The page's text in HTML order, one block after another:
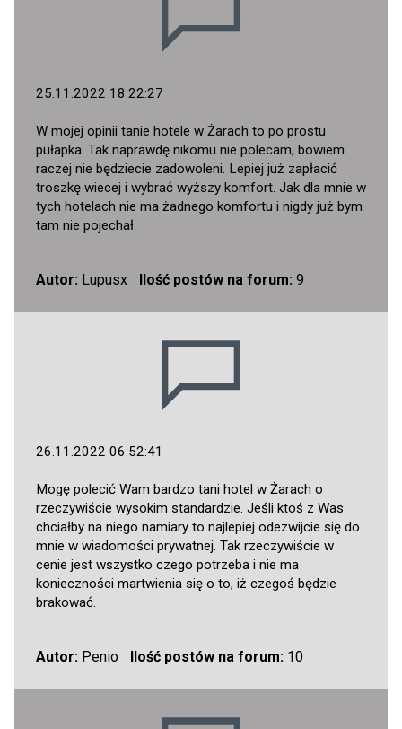
25.11.2022 18:22:27
W mojej opinii tanie hotele w Żarach to po prostu
pułapka. Tak naprawdę nikomu nie polecam, bowiem
raczej nie będziecie zadowoleni. Lepiej już zapłacić
troszkę wiecej i wybrać wyższy komfort. Jak dla mnie w
tych hotelach nie ma żadnego komfortu i nigdy już bym
tam nie pojechał.
Autor: Lupusx Ilość postów na forum: 9
26.11.2022 06:52:41
Mogę polecić Wam bardzo tani hotel w Żarach o
rzeczywiście wysokim standardzie. Jeśli ktoś z Was
chciałby na niego namiary to najlepiej odezwijcie się do
mnie w wiadomości prywatnej. Tak rzeczywiście w
cenie jest wszystko czego potrzeba i nie ma
konieczności martwienia się o to, iż czegoś będzie
brakować.
Autor: Penio Ilość postów na forum:10